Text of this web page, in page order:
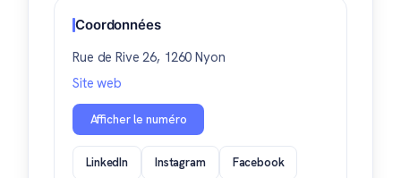
Coordonnées
Rue de Rive 26, 1260 Nyon
Site web
Afficher le numéro
LinkedIn Instagram Facebook